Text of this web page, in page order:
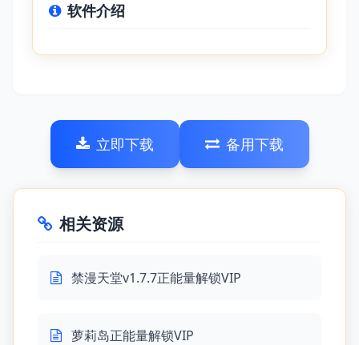
软件介绍
立即下载 备用下载
相关资源
禁漫天堂v1.7.7正能量解锁VIP
萝莉岛正能量解锁VIP